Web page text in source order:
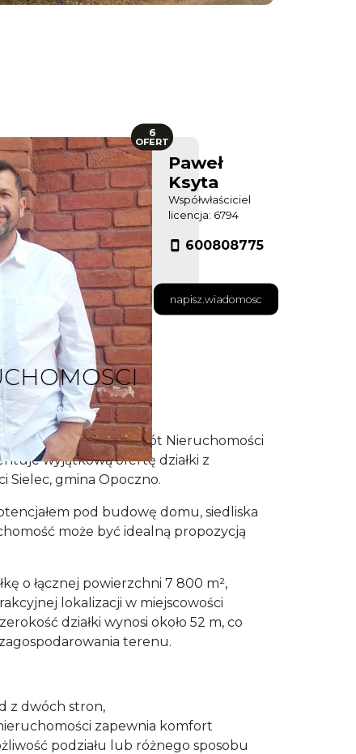
Paweł
Ksyta
Współwłaściciel
licencja: 6794
600808775
napisz.wiadomosc
6
OFERT
Obrót Nieruchomości
wyjątkową ofertę działki z
Sielec, gmina Opoczno.
pod budowę domu, siedliska
może być idealną propozycją
o łącznej powierzchni 7 800 m²,
lokalizacji w miejscowości
działki wynosi około 52 m, co
terenu.
z dwóch stron,
zapewnia komfort
podziału lub różnego sposobu